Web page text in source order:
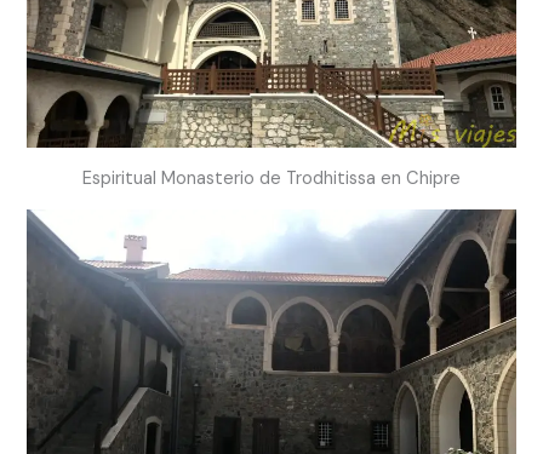
Espiritual Monasterio de Trodhitissa en Chipre